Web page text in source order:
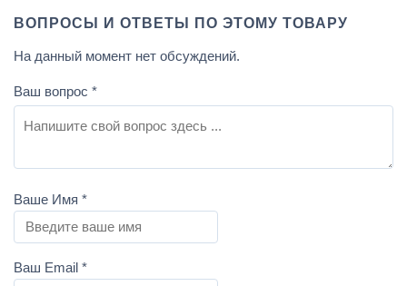
ВОПРОСЫ И ОТВЕТЫ ПО ЭТОМУ ТОВАРУ
На данный момент нет обсуждений.
Ваш вопрос *
Ваше Имя *
Ваш Email *